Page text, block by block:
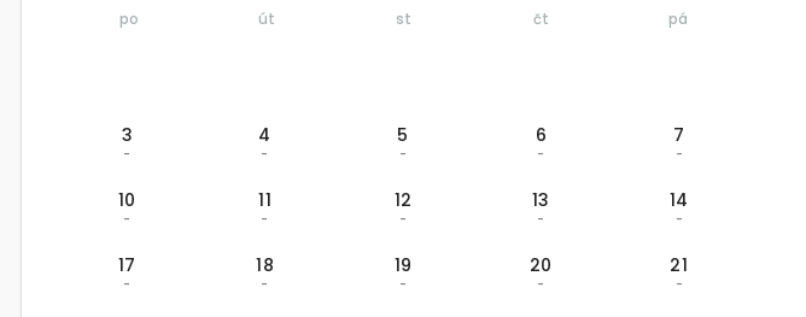
po út st čt pá
3
-
4
-
5
-
6
-
7
-
10
-
11
-
12
-
13
-
14
-
17
-
18
-
19
-
20
-
21
-